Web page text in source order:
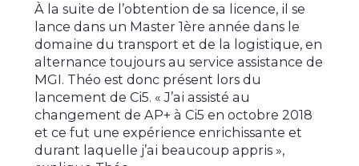
À la suite de l’obtention de sa licence, il se
lance dans un Master 1ère année dans le
domaine du transport et de la logistique, en
alternance toujours au service assistance de
MGI. Théo est donc présent lors du
lancement de Ci5. « J’ai assisté au
changement de AP+ à Ci5 en octobre 2018
et ce fut une expérience enrichissante et
durant laquelle j’ai beaucoup appris »,